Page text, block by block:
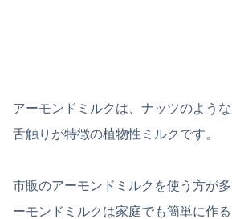
アーモンドミルクは、ナッツのよう
舌触りが特徴の植物性ミルクです。
市販のアーモンドミルクを使う方が
ーモンドミルクは家庭でも簡単に作る